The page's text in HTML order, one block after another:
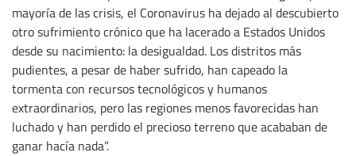
mayoría de las crisis, el Coronavirus ha dejado al descubierto
otro sufrimiento crónico que ha lacerado a Estados Unidos
desde su nacimiento: la desigualdad. Los distritos más
pudientes, a pesar de haber sufrido, han capeado la
tormenta con recursos tecnológicos y humanos
extraordinarios, pero las regiones menos favorecidas han
luchado y han perdido el precioso terreno que acababan de
ganar hacía nada”.